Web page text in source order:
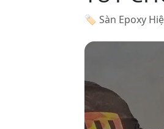
🏷 Sàn Epoxy